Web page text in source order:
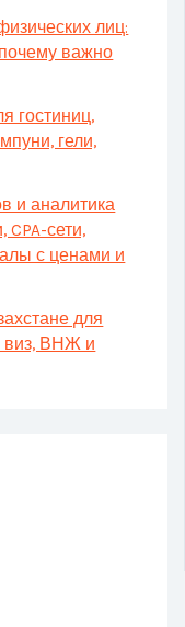
лиц:
важно
гостиниц,
гели,
и аналитика
сети,
с ценами и
для
виз, ВНЖ и